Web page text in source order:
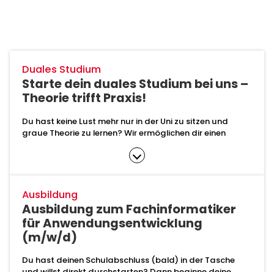
Duales Studium
Starte dein duales Studium bei uns –
Theorie trifft Praxis!
Du hast keine Lust mehr nur in der Uni zu sitzen und
graue Theorie zu lernen? Wir ermöglichen dir einen
Unsere dualen Studienplätze bieten dir dafür die
Informatikstudent die Entwicklung von High-End-
Software lernst oder als Digital-Business-Management
Studentin oder Student die Schnittstelle zwischen
Informatik und BWL meisterst – wir unterstützten dich.
Ab deinem ersten Praxiseinsatz übernimmst du
Anfang an die Zukunft unseres Unternehmens mit.
Ausbildung
Ausbildung zum Fachinformatiker
für Anwendungsentwicklung
(m/w/d)
Du hast deinen Schulabschluss (bald) in der Tasche